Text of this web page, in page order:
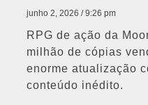
junho 2, 2026 9:26 pm
RPG de ação da
milhão de cópias
enorme atualização
conteúdo inédito.